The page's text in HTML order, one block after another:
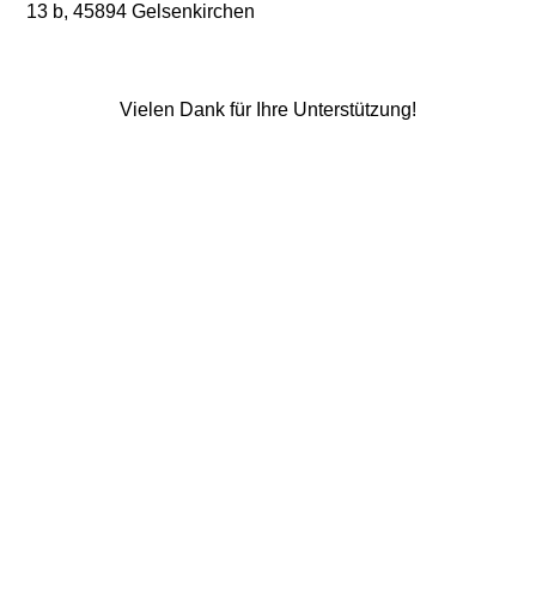
13 b, 45894 Gelsenkirchen
Vielen Dank für Ihre Unterstützung!